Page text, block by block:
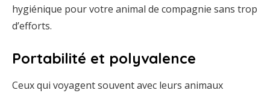
hygiénique pour votre animal de compagnie sans trop
d’efforts.
Portabilité et polyvalence
Ceux qui voyagent souvent avec leurs animaux